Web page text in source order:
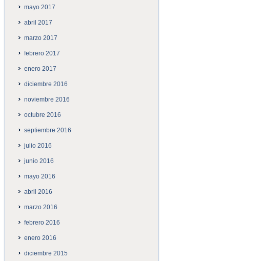
mayo 2017
abril 2017
marzo 2017
febrero 2017
enero 2017
diciembre 2016
noviembre 2016
octubre 2016
septiembre 2016
julio 2016
junio 2016
mayo 2016
abril 2016
marzo 2016
febrero 2016
enero 2016
diciembre 2015